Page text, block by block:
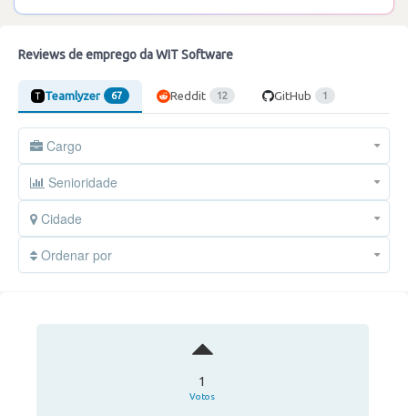
Reviews de emprego da WIT Software
Teamlyzer 67 Reddit 12 GitHub 1
Cargo
Senioridade
Cidade
Ordenar por
1
Votos